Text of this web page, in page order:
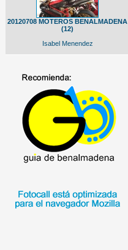
20120708 MOTEROS BENALMADENA
(12)
Isabel Menendez